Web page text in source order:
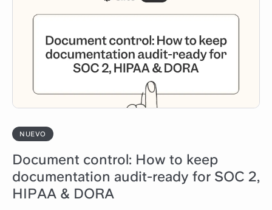
NUEVO
Document control: How to keep
documentation audit-ready for SOC 2,
HIPAA & DORA